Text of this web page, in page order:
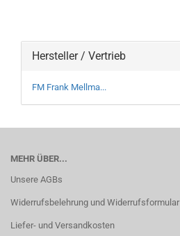
Hersteller / Vertrieb
FM Frank Mellma...
MEHR ÜBER...
Unsere AGBs
Widerrufsbelehrung und Widerrufsformular
Liefer- und Versandkosten